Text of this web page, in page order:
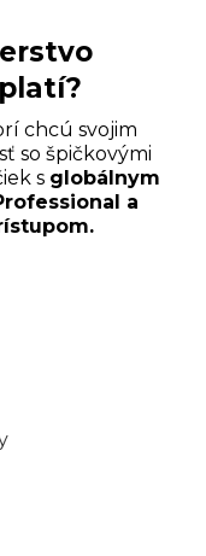
chcú svojim
so špičkovými
s globálnym
a